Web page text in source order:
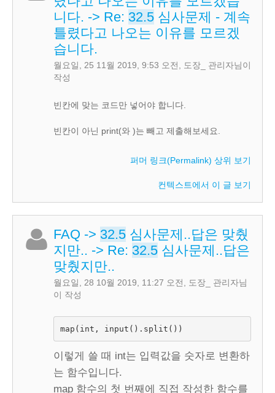
니다. -> Re: 32.5 심사문제 - 계속
틀렸다고 나오는 이유를 모르겠
습니다.
월요일, 25 11월 2019, 9:53 오전 도장_ 관리자님이
작성
빈칸에 맞는 코드만 넣어야 합니다.
빈칸이 아닌 print(와 )는 빼고 제출해보세요.
퍼머 링크(Permalink) 상위 보기
컨텍스트에서 이 글 보기
FAQ -> 32.5 심사문제..답은 맞췄
지만.. -> Re: 32.5 심사문제..답은
맞췄지만..
월요일, 28 10월 2019, 11:27 오전 도장_ 관리자님
이 작성
map(int, input().split())
이렇게 쓸 때 int는 입력값을 숫자로 변환하
는 함수입니다.
map 함수의 첫 번째에 직접 작성한 함수를